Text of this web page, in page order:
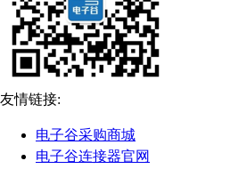
友情链接:
电子谷采购商城
电子谷连接器官网